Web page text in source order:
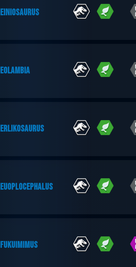
EINIOSAURUS
EOLAMBIA
ERLIKOSAURUS
EUOPLOCEPHALUS
FUKUIMIMUS